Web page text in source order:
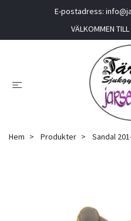
E-postadress:
VÄLKOMMEN
Hem Produkter Sandal